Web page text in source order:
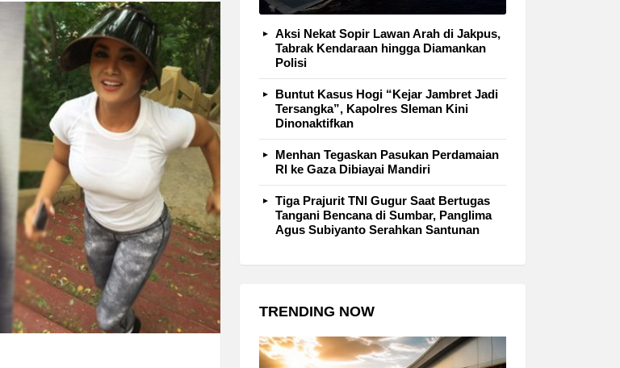
Aksi Nekat Sopir Lawan Arah di Jakpus,
Tabrak Kendaraan hingga Diamankan
Polisi
Buntut Kasus Hogi “Kejar Jambret Jadi
Tersangka”, Kapolres Sleman Kini
Dinonaktifkan
Menhan Tegaskan Pasukan Perdamaian
RI ke Gaza Dibiayai Mandiri
Tiga Prajurit TNI Gugur Saat Bertugas
Tangani Bencana di Sumbar, Panglima
Agus Subiyanto Serahkan Santunan
TRENDING NOW